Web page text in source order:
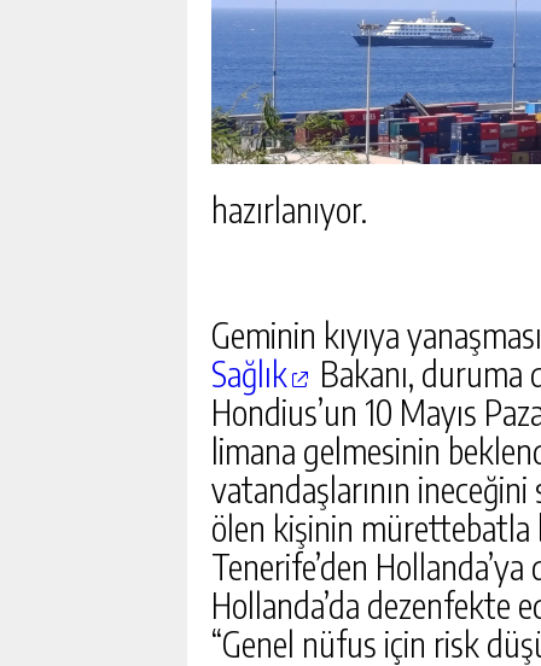
hazırlanıyor.
Geminin kıyıya
Sağlık
Bakanı, duruma
Hondius’un 10 Mayıs
limana gelmesinin
vatandaşlarının
ölen kişinin mürettebatla
Tenerife’den
Hollanda’da dezenfekte
“Genel nüfus için risk
GÜNLÜK HABER
SON DAKIKA DEPREM MI
ÖNCE DEPREM NEREDE
İSTANBUL, ANKARA,
SON DEPREMLER 09